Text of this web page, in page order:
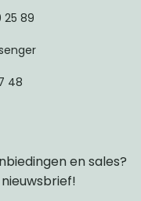
25 89
48
en sales?